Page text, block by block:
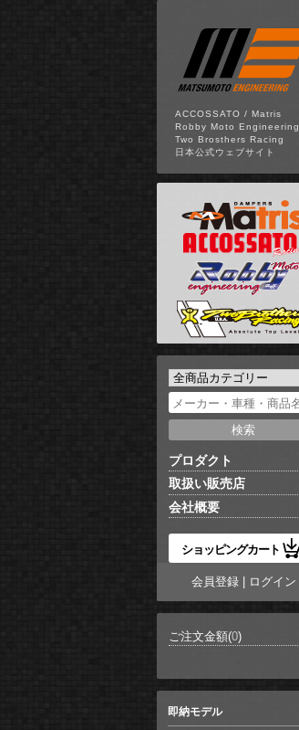
ACCOSSATO / Matris
Robby Moto Engineering
Two Brosthers Racing
日本公式ウェブサイト
プロダクト
取扱い販売店
会社概要
ショッピングカート
会員登録| ログイン
ご注文金額(0)
即納モデル